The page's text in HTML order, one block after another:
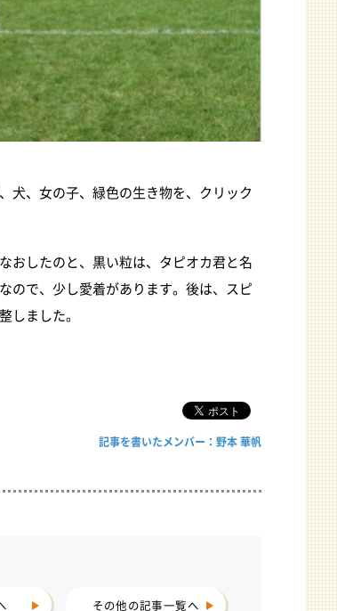
犬、女の子、緑色の生き物を、クリック
おしたのと、黒い粒は、タピオカ君と名
ので、少し愛着があります。後は、スピ
しました。
記事を書いたメンバー：野本 華帆
その他の記事一覧へ